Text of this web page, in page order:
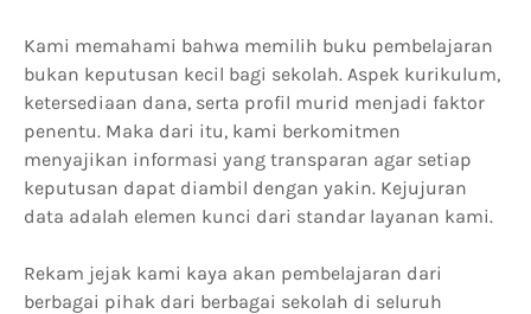
Kami memahami bahwa memilih buku pembelajaran
bukan keputusan kecil bagi sekolah. Aspek kurikulum,
ketersediaan dana, serta profil murid menjadi faktor
penentu. Maka dari itu, kami berkomitmen
menyajikan informasi yang transparan agar setiap
keputusan dapat diambil dengan yakin. Kejujuran
data adalah elemen kunci dari standar layanan kami.
Rekam jejak kami kaya akan pembelajaran dari
berbagai pihak dari berbagai sekolah di seluruh